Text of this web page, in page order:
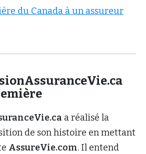
du Canada à un assureur
a réalisé la
de son histoire en mettant
AssureVie.com. Il entend